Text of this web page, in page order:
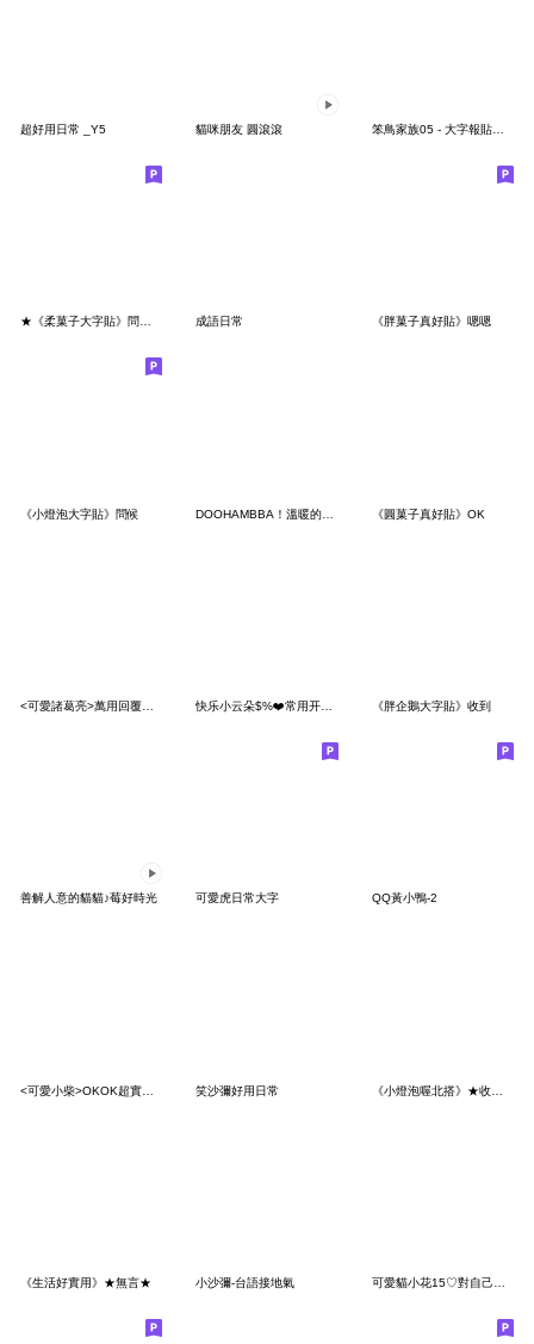
超好用日常 _Y5 貓咪朋友 圓滾滾 笨鳥家族05 - 大字報貼圖來襲！
★《柔菓子大字貼》問候★ 成語日常 《胖菓子真好貼》嗯嗯
《小燈泡大字貼》問候 《圓菓子真好貼》OK
《胖企鵝大字貼》收到
善解人意的貓貓♪莓好時光 可愛虎日常大字 QQ黃小鴨-2
笑沙彌好用日常 《小燈泡喔北搭》★收到★
《生活好實用》★無言★ 小沙彌-台語接地氣